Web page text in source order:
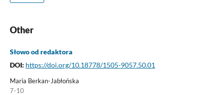
Other
Słowo od redaktora
DOI: https://doi.org/10.18778/1505-9057.50.01
Maria Berkan-Jabłońska
7-10